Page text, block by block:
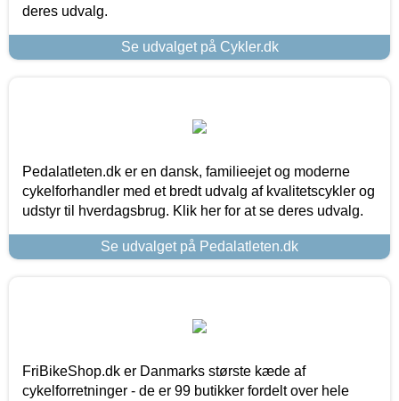
deres udvalg.
Se udvalget på Cykler.dk
Pedalatleten.dk er en dansk, familieejet og moderne
cykelforhandler med et bredt udvalg af kvalitetscykler og
udstyr til hverdagsbrug. Klik her for at se deres udvalg.
Se udvalget på Pedalatleten.dk
FriBikeShop.dk er Danmarks største kæde af
cykelforretninger - de er 99 butikker fordelt over hele